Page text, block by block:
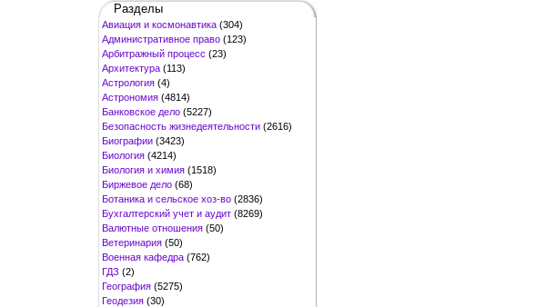
Разделы
Авиация и космонавтика (304)
Административное право (123)
Арбитражный процесс (23)
Архитектура (113)
Астрология (4)
Астрономия (4814)
Банковское дело (5227)
Безопасность жизнедеятельности (2616)
Биографии (3423)
Биология (4214)
Биология и химия (1518)
Биржевое дело (68)
Ботаника и сельское хоз-во (2836)
Бухгалтерский учет и аудит (8269)
Валютные отношения (50)
Ветеринария (50)
Военная кафедра (762)
ГДЗ (2)
География (5275)
Геодезия (30)